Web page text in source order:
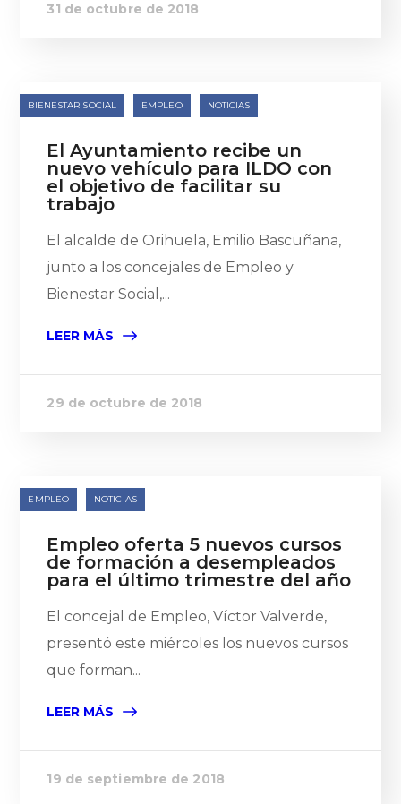
31 de octubre de 2018
BIENESTAR SOCIAL EMPLEO NOTICIAS
El Ayuntamiento recibe un
nuevo vehículo para ILDO con
el objetivo de facilitar su
trabajo
El alcalde de Orihuela, Emilio Bascuñana,
junto a los concejales de Empleo y
Bienestar Social,...
LEER MÁS
29 de octubre de 2018
EMPLEO NOTICIAS
Empleo oferta 5 nuevos cursos
de formación a desempleados
para el último trimestre del año
El concejal de Empleo, Víctor Valverde,
presentó este miércoles los nuevos cursos
que forman...
LEER MÁS
19 de septiembre de 2018